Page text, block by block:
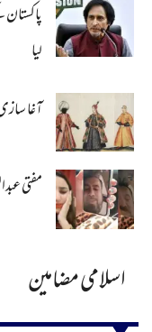
لیا
آغا
مفتی
اسلامی مضامین